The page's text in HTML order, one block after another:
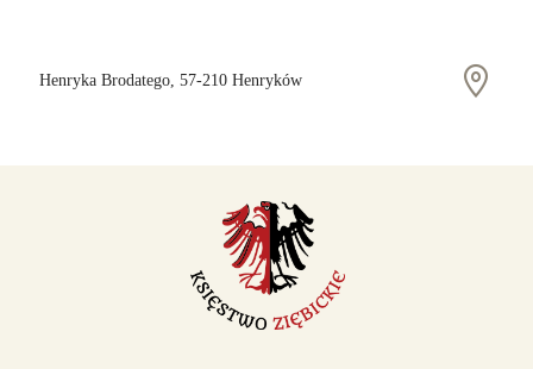
Henryka Brodatego, 57-210 Henryków